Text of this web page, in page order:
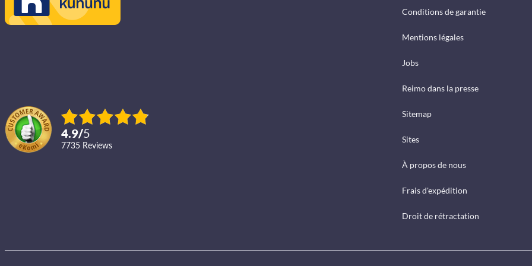
4.9/5
7735 reviews
Conditions de garantie
Mentions légales
Jobs
Reimo dans la presse
Sitemap
Sites
À propos de nous
Frais d'expédition
Droit de rétractation